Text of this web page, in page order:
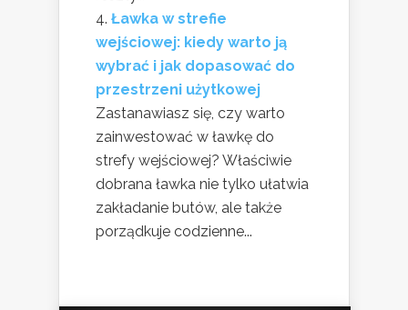
Ławka w strefie
wejściowej: kiedy warto ją
wybrać i jak dopasować do
przestrzeni użytkowej
Zastanawiasz się, czy warto
zainwestować w ławkę do
strefy wejściowej? Właściwie
dobrana ławka nie tylko ułatwia
zakładanie butów, ale także
porządkuje codzienne...